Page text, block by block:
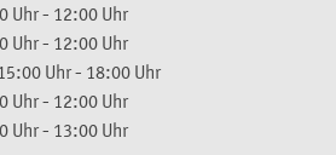
Uhr- 12:00 Uhr
Uhr- 12:00 Uhr
Uhr- 18:00 Uhr
Uhr- 12:00 Uhr
Uhr- 13:00 Uhr